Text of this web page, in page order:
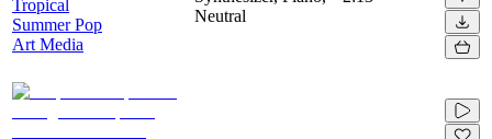
Tropical
Summer Pop
Art Media
Neutral